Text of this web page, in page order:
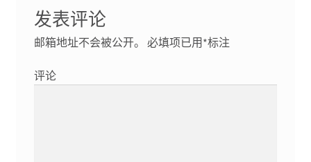
发表评论
邮箱地址不会被公开。 必填项已用 *标注
评论